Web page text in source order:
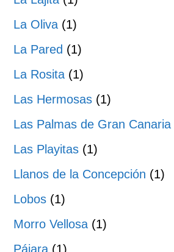
La Oliva (1)
La Pared (1)
La Rosita (1)
Las Hermosas (1)
Las Palmas de Gran Canaria
Las Playitas (1)
Llanos de la Concepción (1)
Lobos (1)
Morro Vellosa (1)
Pájara (1)